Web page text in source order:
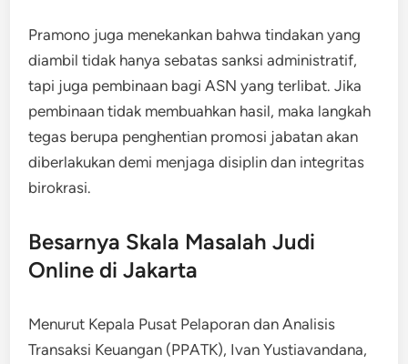
Pramono juga menekankan bahwa tindakan yang
diambil tidak hanya sebatas sanksi administratif,
tapi juga pembinaan bagi ASN yang terlibat. Jika
pembinaan tidak membuahkan hasil, maka langkah
tegas berupa penghentian promosi jabatan akan
diberlakukan demi menjaga disiplin dan integritas
birokrasi.
Besarnya Skala Masalah Judi
Online di Jakarta
Menurut Kepala Pusat Pelaporan dan Analisis
Transaksi Keuangan (PPATK), Ivan Yustiavandana,